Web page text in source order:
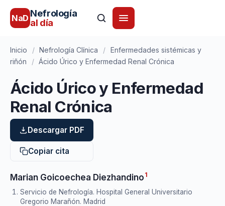
NaD Nefrología
al día
Inicio / Nefrología Clínica / Enfermedades sistémicas y
riñón
/ Ácido Úrico y Enfermedad Renal Crónica
Ácido Úrico y Enfermedad
Renal Crónica
Descargar PDF
Copiar cita
Marian Goicoechea Diezhandino 1
Servicio de Nefrología. Hospital General Universitario
Gregorio Marañón. Madrid